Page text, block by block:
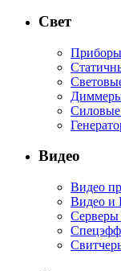
Свет
Силовые
Видео
Видео
Видео и